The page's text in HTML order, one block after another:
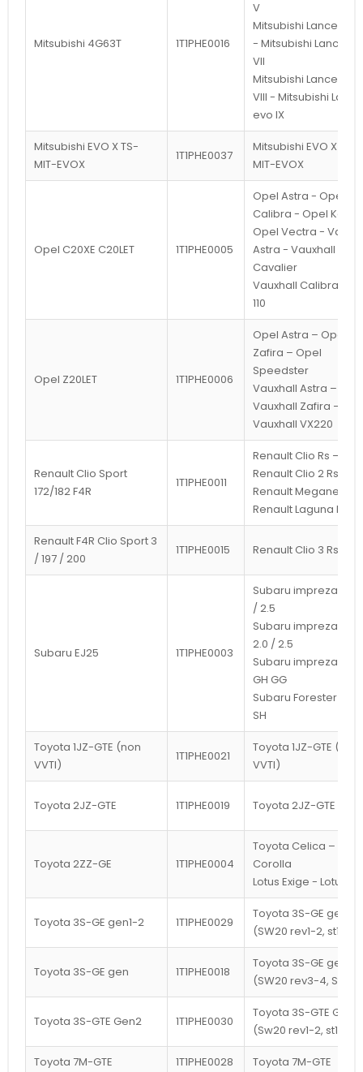
Mitsubishi 4G63T 1T1PHE0016
V
Mitsubishi Lancer
- Mitsubishi Lancer
VII
Mitsubishi Lancer
VIII - Mitsubishi
evo IX
Mitsubishi EVO X TS-
MIT-EVOX
1T1PHE0037
Mitsubishi EVO X TS-
MIT-EVOX
Opel C20XE C20LET 1T1PHE0005
Opel Astra - Opel
Calibra - Opel
Opel Vectra -
Astra - Vauxhall
Cavalier
Vauxhall Calibra
110
Opel Z20LET 1T1PHE0006
Opel Astra – Opel
Zafira – Opel
Speedster
Vauxhall Astra –
Vauxhall Zafira –
Vauxhall VX220
Renault Clio Sport
172/182 F4R
1T1PHE0011
Renault Clio Rs –
Renault Clio 2 Rs
Renault Megane Rs –
Renault Laguna Rs
Renault F4R Clio Sport 3
/ 197 / 200
1T1PHE0015 Renault Clio 3 Rs
Subaru EJ25 1T1PHE0003
Subaru impreza wrx
/ 2.5
Subaru impreza wrx
2.0 / 2.5
Subaru impreza GD
GH GG
Subaru Forester SF
SH
Toyota 1JZ-GTE (non
VVTI)
1T1PHE0021
Toyota 1JZ-GTE (non
VVTI)
Toyota 2JZ-GTE 1T1PHE0019 Toyota 2JZ-GTE
Toyota 2ZZ-GE 1T1PHE0004
Toyota Celica –
Corolla
Lotus Exige - Lotus
Toyota 3S-GE gen1-2 1T1PHE0029
Toyota 3S-GE gen1-2
(SW20 rev1-2, st182)
Toyota 3S-GE gen 1T1PHE0018
Toyota 3S-GE gen3
(SW20 rev3-4,
Toyota 3S-GTE Gen2 1T1PHE0030
Toyota 3S-GTE Gen2
(Sw20 rev1-2, st185)
Toyota 7M-GTE 1T1PHE0028 Toyota 7M-GTE